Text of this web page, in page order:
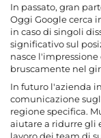
In passato, gran
Oggi Google cerca
in caso di singoli
significativo sul
nasce
bruscamente nel
In futuro l'azienda
comunicazione
regione specifica.
aiutare a ridurre gli
lavoro dei team di